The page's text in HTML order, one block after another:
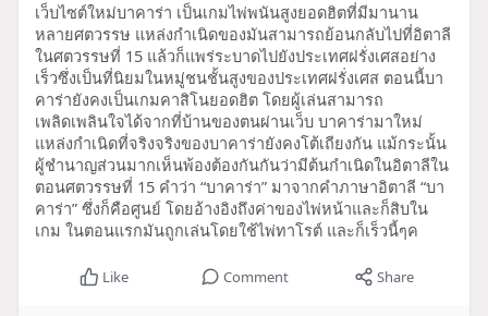
เว็บไซต์ใหม่บาคาร่า เป็นเกมไพ่พนันสูงยอดฮิตที่มีมานาน
หลายศตวรรษ แหล่งกำเนิดของมันสามารถย้อนกลับไปที่อิตาลี
ในศตวรรษที่ 15 แล้วก็แพร่ระบาดไปยังประเทศฝรั่งเศสอย่าง
เร็วซึ่งเป็นที่นิยมในหมู่ชนชั้นสูงของประเทศฝรั่งเศส ตอนนี้บา
คาร่ายังคงเป็นเกมคาสิโนยอดฮิต โดยผู้เล่นสามารถ
เพลิดเพลินใจได้จากที่บ้านของตนผ่านเว็บ บาคาร่ามาใหม่
แหล่งกำเนิดที่จริงจริงของบาคาร่ายังคงโต้เถียงกัน แม้กระนั้น
ผู้ชำนาญส่วนมากเห็นพ้องต้องกันกันว่ามีต้นกำเนิดในอิตาลีใน
ตอนศตวรรษที่ 15 คำว่า “บาคาร่า” มาจากคำภาษาอิตาลี “บา
คาร่า” ซึ่งก็คือศูนย์ โดยอ้างอิงถึงค่าของไพ่หน้าและก็สิบใน
เกม ในตอนแรกมันถูกเล่นโดยใช้ไพ่ทาโรต์ และก็เร็วนี้ๆค
Like Comment Share